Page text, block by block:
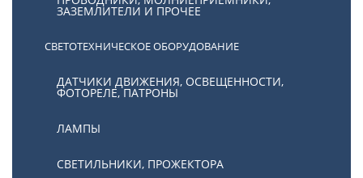
ЗАЗЕМЛИТЕЛИ И ПРОЧЕЕ
СВЕТОТЕХНИЧЕСКОЕ ОБОРУДОВАНИЕ
ДАТЧИКИ ДВИЖЕНИЯ, ОСВЕЩЕННОСТИ,
ФОТОРЕЛЕ, ПАТРОНЫ
ЛАМПЫ
СВЕТИЛЬНИКИ, ПРОЖЕКТОРА